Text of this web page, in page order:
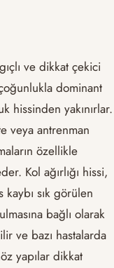
ve dikkat çekici
dominant
hissinden yakınırlar.
veya antrenman
özellikle
Kol ağırlığı hissi,
kaybı sık görülen
bağlı olarak
ve bazı hastalarda
yapılar dikkat